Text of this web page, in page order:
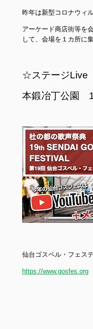
昨年は新型コロナウィ
アーケード商店街等を
して、会場を１カ所に
☆ステージLive
本鍛冶丁公園
仙台ゴスペル・フェス
https://www.gosfes.org